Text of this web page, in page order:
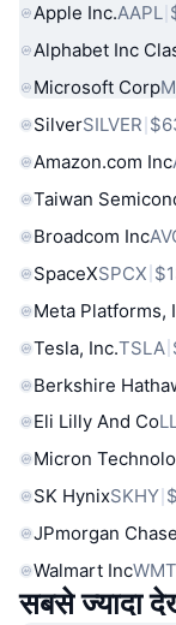
Apple Inc.AAPL
Alphabet Inc
Microsoft Corp
SilverSILVER
Amazon.com Inc
Taiwan
Broadcom Inc
SpaceXSPCX
Meta Platforms,
Tesla, Inc.TSLA
Berkshire
Eli Lilly And Co
Micron
SK HynixSKHY
JPmorgan
Walmart IncWMT
सबसे ज्यादा